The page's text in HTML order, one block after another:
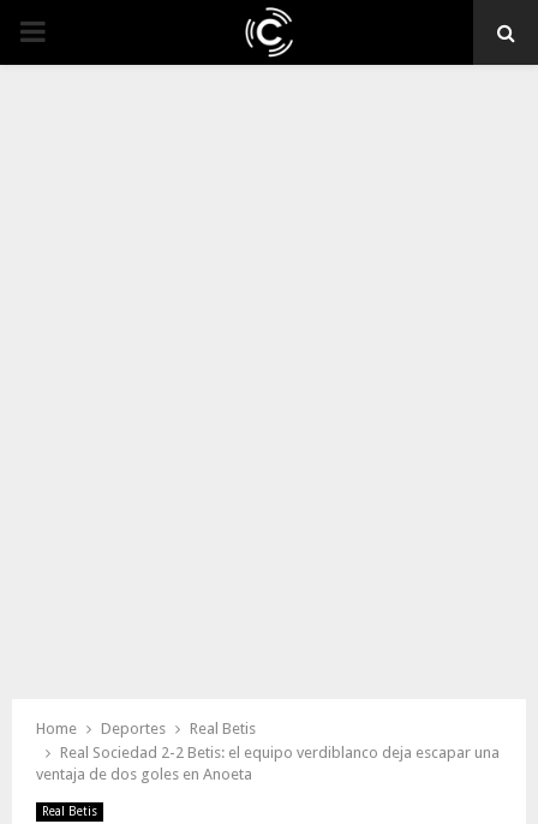
PRIMARY
Home Deportes
Real Betis
Real Sociedad 2-2 Betis: el equipo verdiblanco deja escapar una
ventaja de dos goles en Anoeta
Real Betis